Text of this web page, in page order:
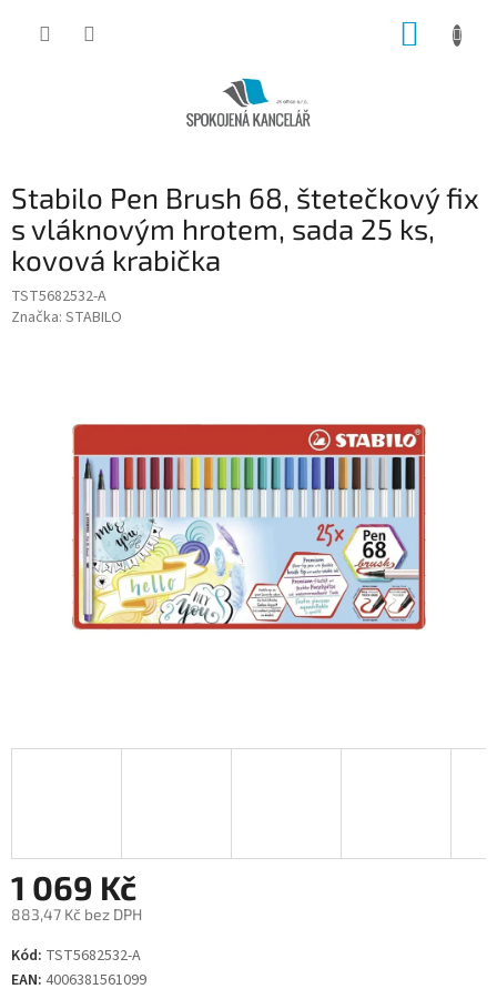
Stabilo Pen Brush 68, štetečkový fix
s vláknovým hrotem, sada 25 ks,
kovová krabička
TST5682532-A
Značka: STABILO
1 069 Kč
883,47 Kč bez DPH
Měrná
cena:
Kód: TST5682532-A
EAN: 4006381561099